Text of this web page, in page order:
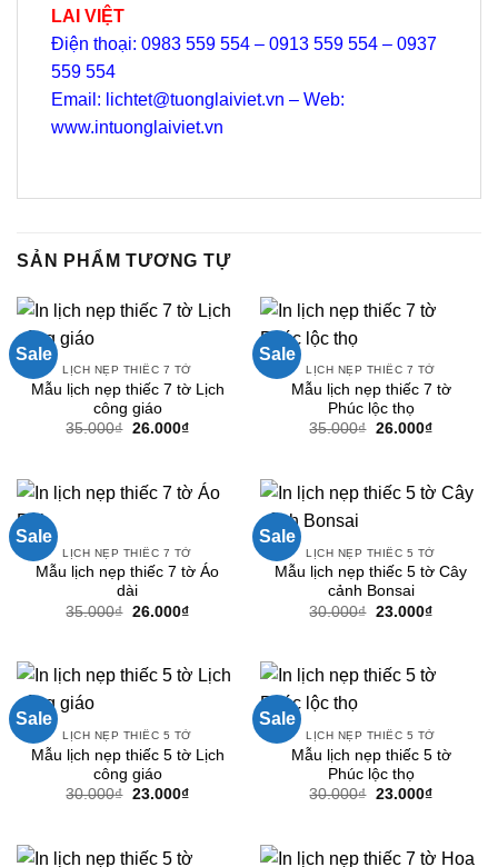
LAI VIỆT
Điện thoại: 0983 559 554 – 0913 559 554 – 0937
559 554
Email: lichtet@tuonglaiviet.vn – Web:
www.intuonglaiviet.vn
SẢN PHẨM TƯƠNG TỰ
Sale
LỊCH NẸP THIẾC 7 TỜ
Mẫu lịch nẹp thiếc 7 tờ Lịch
công giáo
35.000₫ Giá
26.000₫Giá
26.000₫.
Sale
LỊCH NẸP THIẾC 7 TỜ
Mẫu lịch nẹp thiếc 7 tờ
Phúc lộc thọ
35.000₫ Giá
26.000₫Giá
26.000₫.
Sale
LỊCH NẸP THIẾC 7 TỜ
Mẫu lịch nẹp thiếc 7 tờ Áo
dài
35.000₫ Giá
26.000₫Giá
26.000₫.
Sale
LỊCH NẸP THIẾC 5 TỜ
Mẫu lịch nẹp thiếc 5 tờ Cây
cảnh Bonsai
30.000₫ Giá
23.000₫Giá
23.000₫.
Sale
LỊCH NẸP THIẾC 5 TỜ
Mẫu lịch nẹp thiếc 5 tờ Lịch
công giáo
30.000₫ Giá
23.000₫Giá
23.000₫.
Sale
LỊCH NẸP THIẾC 5 TỜ
Mẫu lịch nẹp thiếc 5 tờ
Phúc lộc thọ
30.000₫ Giá
23.000₫Giá
23.000₫.